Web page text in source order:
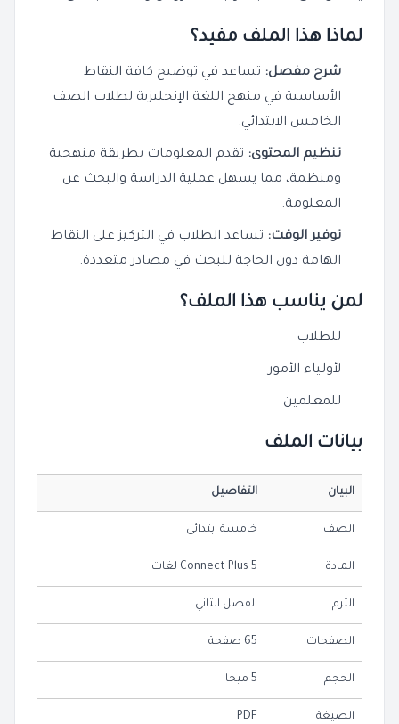
لماذا هذا الملف مفيد؟
شرح مفصل: تساعد في توضيح كافة النقاط
الأساسية في منهج اللغة الإنجليزية لطلاب الصف
الخامس الابتدائي.
تنظيم المحتوى: تقدم المعلومات بطريقة منهجية
ومنظمة، مما يسهل عملية الدراسة والبحث عن
المعلومة.
توفير الوقت: تساعد الطلاب في التركيز على النقاط
الهامة دون الحاجة للبحث في مصادر متعددة.
لمن يناسب هذا الملف؟
للطلاب
لأولياء الأمور
للمعلمين
بيانات الملف
البيان التفاصيل
الصف خامسة ابتدائى
المادة Connect Plus 5 لغات
الترم الفصل الثاني
الصفحات 65 صفحة
الحجم 5 ميجا
الصيغة PDF